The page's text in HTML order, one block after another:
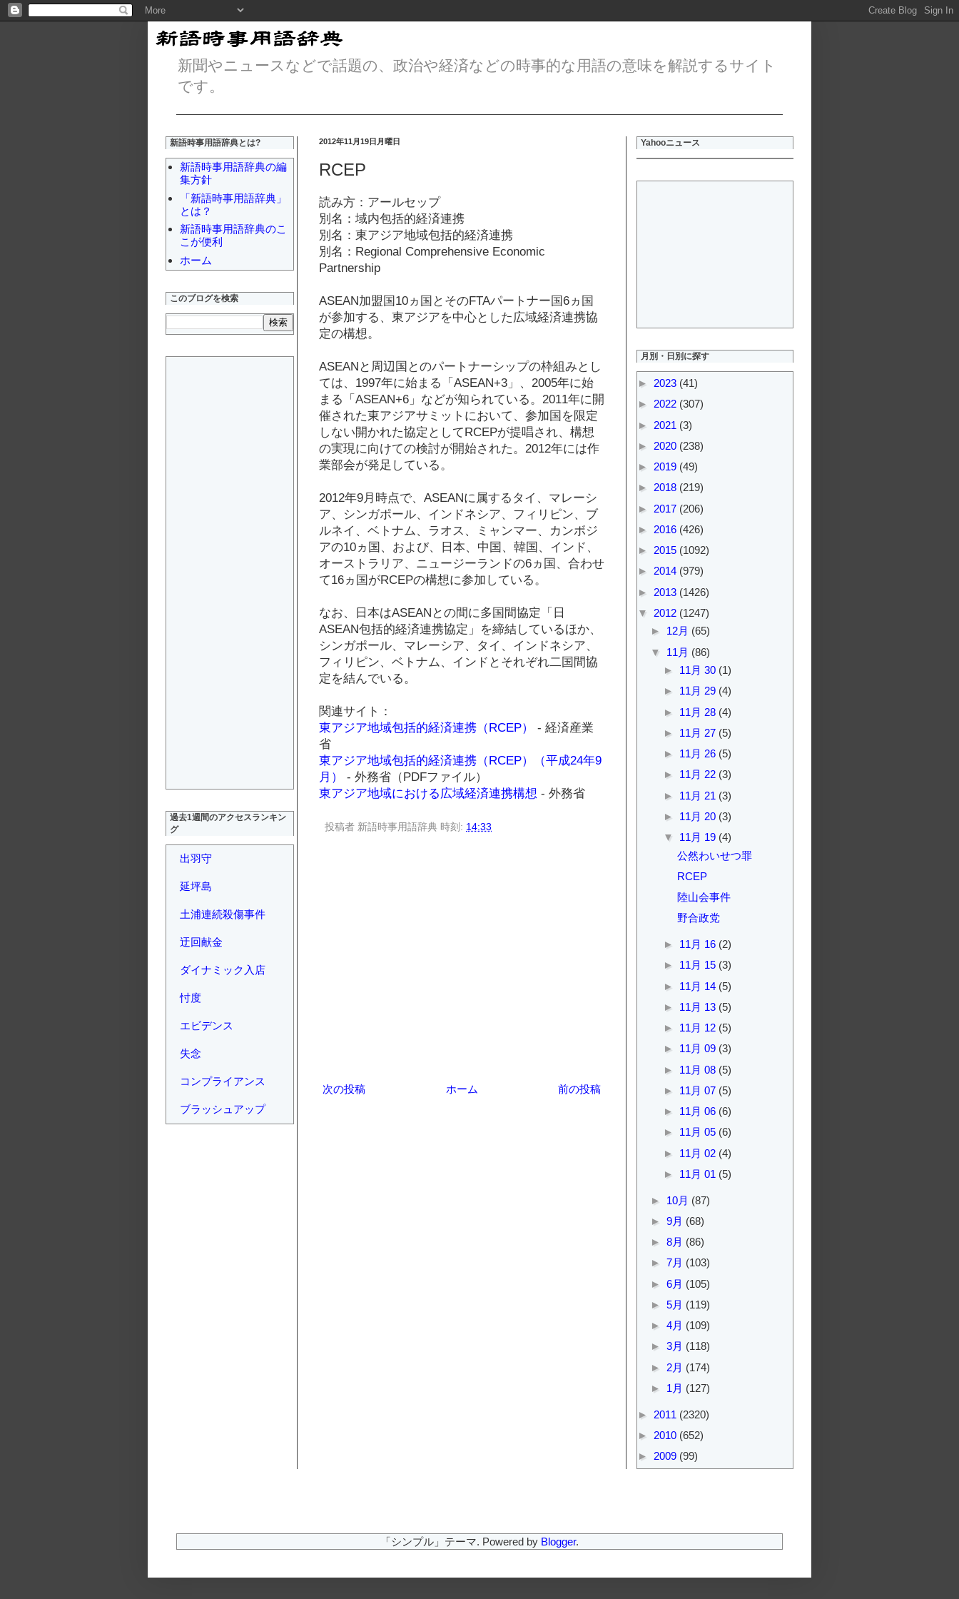
新聞やニュースなどで話題の、政治や経済などの時事的な用語の意味を解説するサイト
です。
2012年11月19日月曜日
RCEP
読み方：アールセップ
別名：域内包括的経済連携
別名：東アジア地域包括的経済連携
別名：Regional Comprehensive Economic
Partnership
ASEAN加盟国10ヵ国とそのFTAパートナー国6ヵ国
が参加する、東アジアを中心とした広域経済連携協
定の構想。
ASEANと周辺国とのパートナーシップの枠組みとし
ては、1997年に始まる「ASEAN+3」、2005年に始
まる「ASEAN+6」などが知られている。2011年に開
催された東アジアサミットにおいて、参加国を限定
しない開かれた協定としてRCEPが提唱され、構想
の実現に向けての検討が開始された。2012年には作
業部会が発足している。
2012年9月時点で、ASEANに属するタイ、マレーシ
ア、シンガポール、インドネシア、フィリピン、ブ
ルネイ、ベトナム、ラオス、ミャンマー、カンボジ
アの10ヵ国、および、日本、中国、韓国、インド、
オーストラリア、ニュージーランドの6ヵ国、合わせ
て16ヵ国がRCEPの構想に参加している。
なお、日本はASEANとの間に多国間協定「日
ASEAN包括的経済連携協定」を締結しているほか、
シンガポール、マレーシア、タイ、インドネシア、
フィリピン、ベトナム、インドとそれぞれ二国間協
定を結んでいる。
関連サイト：
東アジア地域包括的経済連携（RCEP）
- 経済産業
省
東アジア地域包括的経済連携（RCEP）（平成24年9
月）
- 外務省（PDFファイル）
東アジア地域における広域経済連携構想 - 外務省
投稿者 新語時事用語辞典 時刻: 14:33
次の投稿 前の投稿
ホーム
新語時事用語辞典とは?
新語時事用語辞典の編
集方針
「新語時事用語辞典」
とは？
新語時事用語辞典のこ
こが便利
ホーム
このブログを検索
過去1週間のアクセスランキン
グ
出羽守
延坪島
土浦連続殺傷事件
迂回献金
ダイナミック入店
忖度
エビデンス
失念
コンプライアンス
ブラッシュアップ
Yahooニュース
月別・日別に探す
► 2023 (41)
► 2022 (307)
► 2021 (3)
► 2020 (238)
► 2019 (49)
► 2018 (219)
► 2017 (206)
► 2016 (426)
► 2015 (1092)
► 2014 (979)
► 2013 (1426)
▼ 2012 (1247)
► 12月 (65)
▼ 11月 (86)
► 11月 30 (1)
► 11月 29 (4)
► 11月 28 (4)
► 11月 27 (5)
► 11月 26 (5)
► 11月 22 (3)
► 11月 21 (3)
► 11月 20 (3)
▼ 11月 19 (4)
公然わいせつ罪
RCEP
陸山会事件
野合政党
► 11月 16 (2)
► 11月 15 (3)
► 11月 14 (5)
► 11月 13 (5)
► 11月 12 (5)
► 11月 09 (3)
► 11月 08 (5)
► 11月 07 (5)
► 11月 06 (6)
► 11月 05 (6)
► 11月 02 (4)
► 11月 01 (5)
► 10月 (87)
► 9月 (68)
► 8月 (86)
► 7月 (103)
► 6月 (105)
► 5月 (119)
► 4月 (109)
► 3月 (118)
► 2月 (174)
► 1月 (127)
► 2011 (2320)
► 2010 (652)
► 2009 (99)
「シンプル」テーマ. Powered by Blogger.